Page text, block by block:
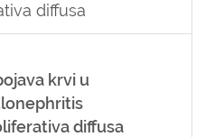
diffusa
krvi u
diffusa